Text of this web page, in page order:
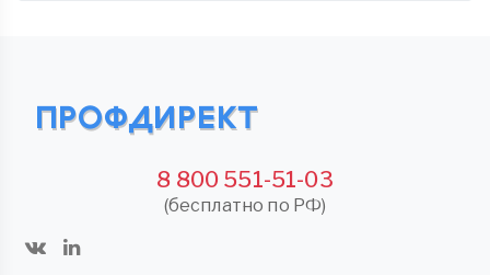
8 800 551-51-03
(бесплатно по РФ)